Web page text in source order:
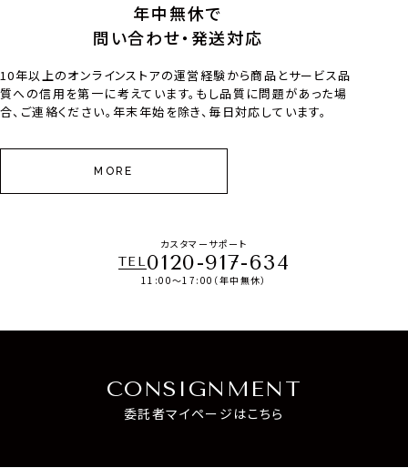
年中無休で
問い合わせ・発送対応
10年以上のオンラインストアの運営経験から商品とサービス品
質への信用を第一に考えています。もし品質に問題があった場
合、ご連絡ください。年末年始を除き、毎日対応しています。
MORE
カスタマーサポート
TEL0120-917-634
11:00～17:00（年中無休）
CONSIGNMENT
委託者マイページはこちら